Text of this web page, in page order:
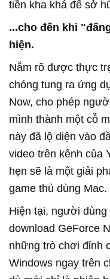
tiền kha khá để sở
...cho đến khi
hiện.
Nắm rõ được thực
chóng tung ra ứng
Now, cho phép
mình thành một cỗ
này đã lộ diện vào
video trên kênh của
hẹn sẽ là một giải
game thủ dùng Mac.
Hiện tại, người
download GeForce
những trò chơi đỉnh
Windows ngay trên